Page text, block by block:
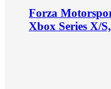
Forza
Xbox Series X/